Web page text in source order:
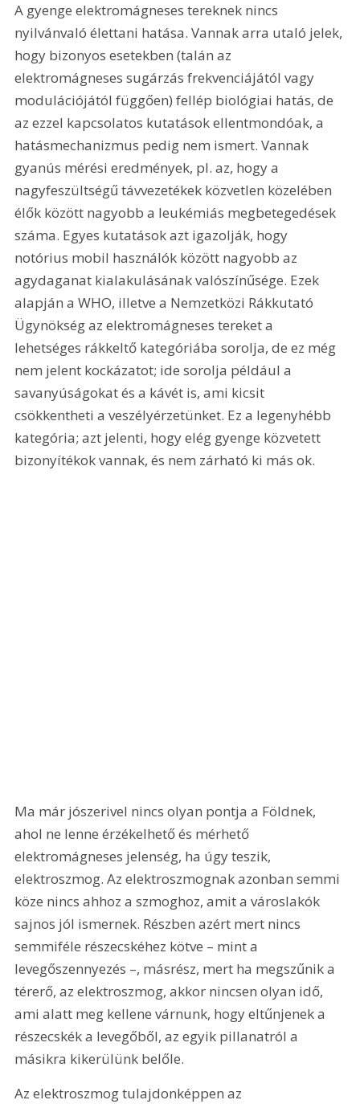
A gyenge elektromágneses tereknek nincs
nyilvánvaló élettani hatása. Vannak arra utaló jelek,
hogy bizonyos esetekben (talán az
elektromágneses sugárzás frekvenciájától vagy
modulációjától függően) fellép biológiai hatás, de
az ezzel kapcsolatos kutatások ellentmondóak, a
hatásmechanizmus pedig nem ismert. Vannak
gyanús mérési eredmények, pl. az, hogy a
nagyfeszültségű távvezetékek közvetlen közelében
élők között nagyobb a leukémiás megbetegedések
száma. Egyes kutatások azt igazolják, hogy
notórius mobil használók között nagyobb az
agydaganat kialakulásának valószínűsége. Ezek
alapján a WHO, illetve a Nemzetközi Rákkutató
Ügynökség az elektromágneses tereket a
lehetséges rákkeltő kategóriába sorolja, de ez még
nem jelent kockázatot; ide sorolja például a
savanyúságokat és a kávét is, ami kicsit
csökkentheti a veszélyérzetünket. Ez a legenyhébb
kategória; azt jelenti, hogy elég gyenge közvetett
bizonyítékok vannak, és nem zárható ki más ok.
Ma már jószerivel nincs olyan pontja a Földnek,
ahol ne lenne érzékelhető és mérhető
elektromágneses jelenség, ha úgy teszik,
elektroszmog. Az elektroszmognak azonban semmi
köze nincs ahhoz a szmoghoz, amit a városlakók
sajnos jól ismernek. Részben azért mert nincs
semmiféle részecskéhez kötve – mint a
levegőszennyezés –, másrész, mert ha megszűnik a
térerő, az elektroszmog, akkor nincsen olyan idő,
ami alatt meg kellene várnunk, hogy eltűnjenek a
részecskék a levegőből, az egyik pillanatról a
másikra kikerülünk belőle.
Az elektroszmog tulajdonképpen az